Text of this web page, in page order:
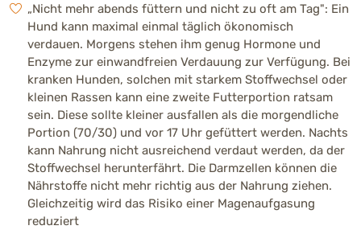
„Nicht mehr abends füttern und nicht zu oft am Tag": Ein
Hund kann maximal einmal täglich ökonomisch
verdauen. Morgens stehen ihm genug Hormone und
Enzyme zur einwandfreien Verdauung zur Verfügung. Bei
kranken Hunden, solchen mit starkem Stoffwechsel oder
kleinen Rassen kann eine zweite Futterportion ratsam
sein. Diese sollte kleiner ausfallen als die morgendliche
Portion (70/30) und vor 17 Uhr gefüttert werden. Nachts
kann Nahrung nicht ausreichend verdaut werden, da der
Stoffwechsel herunterfährt. Die Darmzellen können die
Nährstoffe nicht mehr richtig aus der Nahrung ziehen.
Gleichzeitig wird das Risiko einer Magenaufgasung
reduziert